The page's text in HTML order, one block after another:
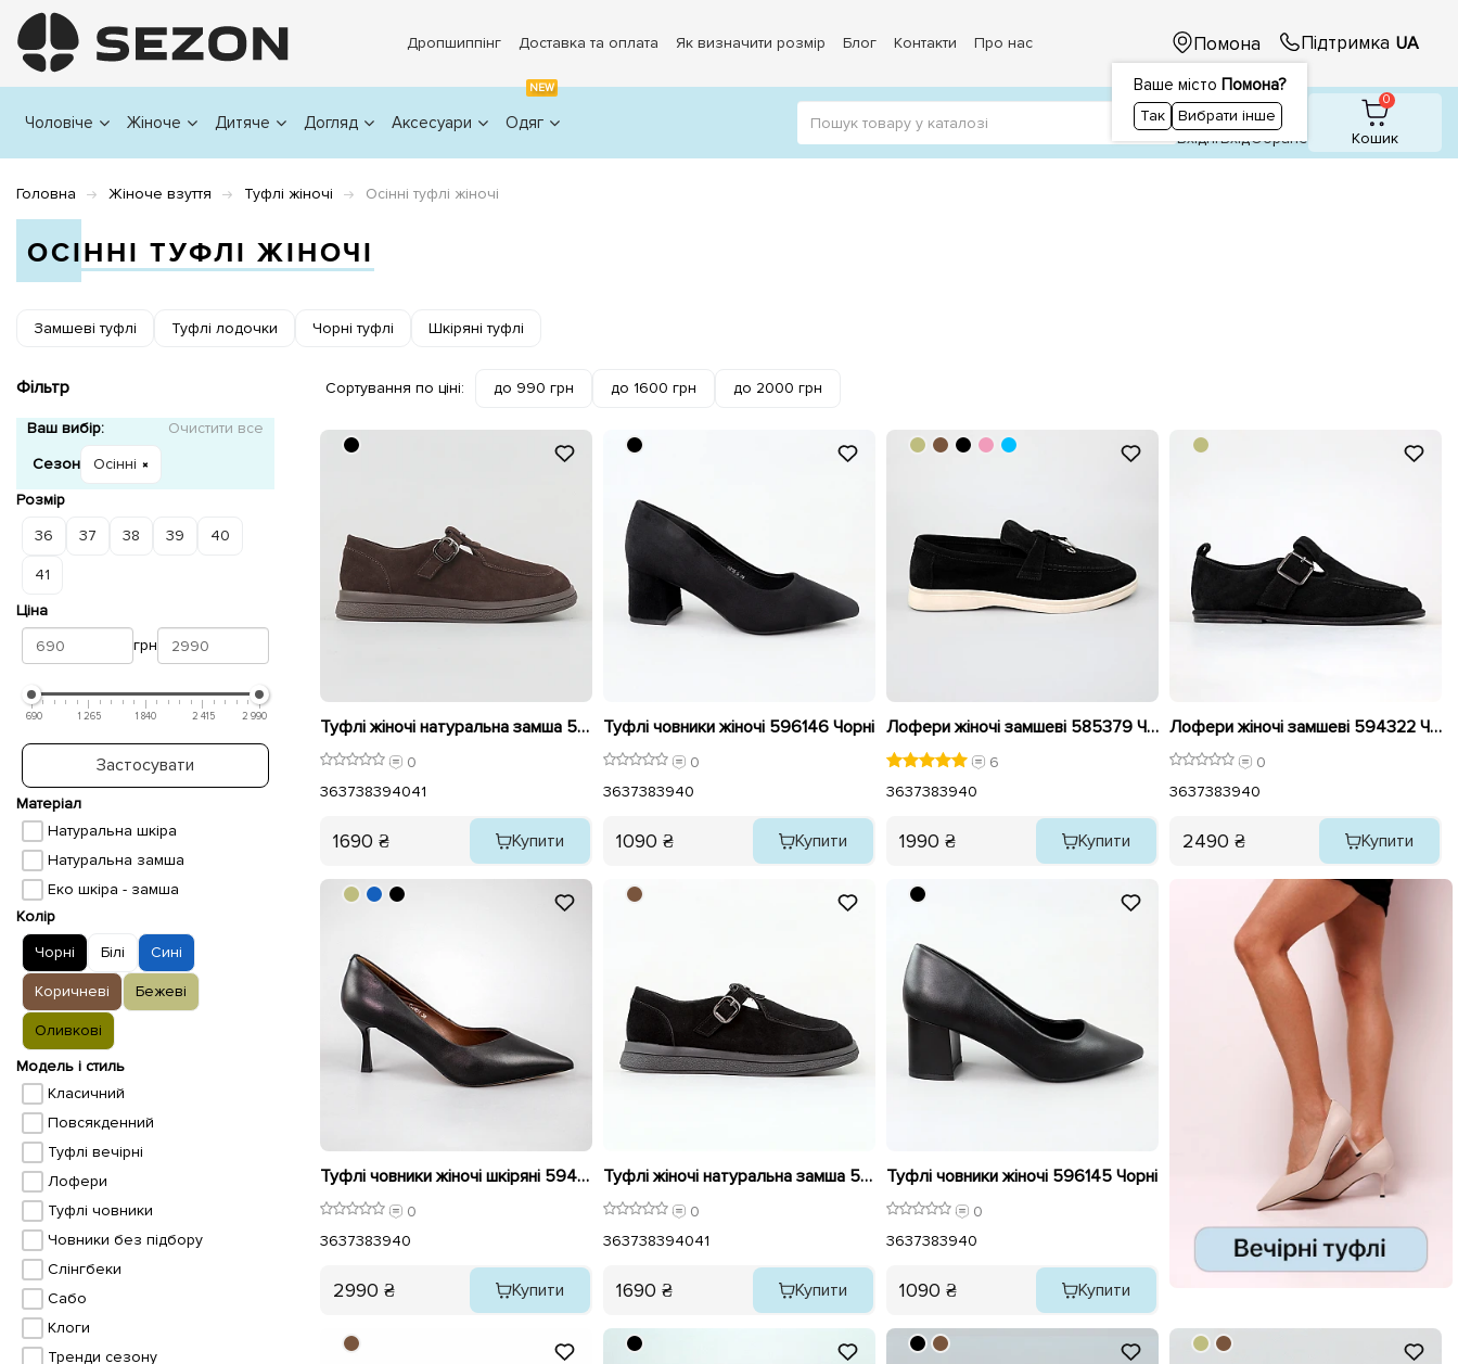
Дропшиппінг Доставка та оплата Як визначити розмір Блог Контакти Про нас Помона
Ваше місто Помона?
Так Вибрати інше
Підтримка UA
Чоловіче Жіноче Дитяче Догляд Аксесуари
NEW
Одяг
1
ВхідніВхiдОбране
0
Кошик
Головна Жіноче взуття Туфлі жіночі Осінні туфлі жіночі
ОСІННІ ТУФЛІ ЖІНОЧІ
Замшеві туфлі Туфлі лодочки Чорні туфлі Шкіряні туфлі
Фільтр
Ваш вибір:
Очистити все
Сезон
Осінні
Розмір
36
37 38 39 40
41
Ціна
грн
690 1 265 1 840 2 415 2 990
Застосувати
Матеріал
Натуральна шкіра
Натуральна замша
Еко шкіра - замша
Колір
Чорні
Білі Сині
Коричневі Бежеві
Оливкові
Модель і стиль
Класичний
Повсякденний
Туфлі вечірні
Лофери
Туфлі човники
Човники без підбору
Слінгбеки
Сабо
Клоги
Тренди сезону
Сортування по ціні: до 990 грн до 1600 грн до 2000 грн
Туфлі жіночі натуральна замша 596141 Коричневі
0
363738394041
1690 ₴ Купити
Туфлі човники жіночі 596146 Чорні
0
3637383940
1090 ₴ Купити
Лофери жіночі замшеві 585379 Чорні
6
3637383940
1990 ₴ Купити
Лофери жіночі замшеві 594322 Чорні
0
3637383940
2490 ₴ Купити
Туфлі човники жіночі шкіряні 594208 Чорні
0
3637383940
2990 ₴ Купити
Туфлі жіночі натуральна замша 596142 Чорні
0
363738394041
1690 ₴ Купити
Туфлі човники жіночі 596145 Чорні
0
3637383940
1090 ₴ Купити